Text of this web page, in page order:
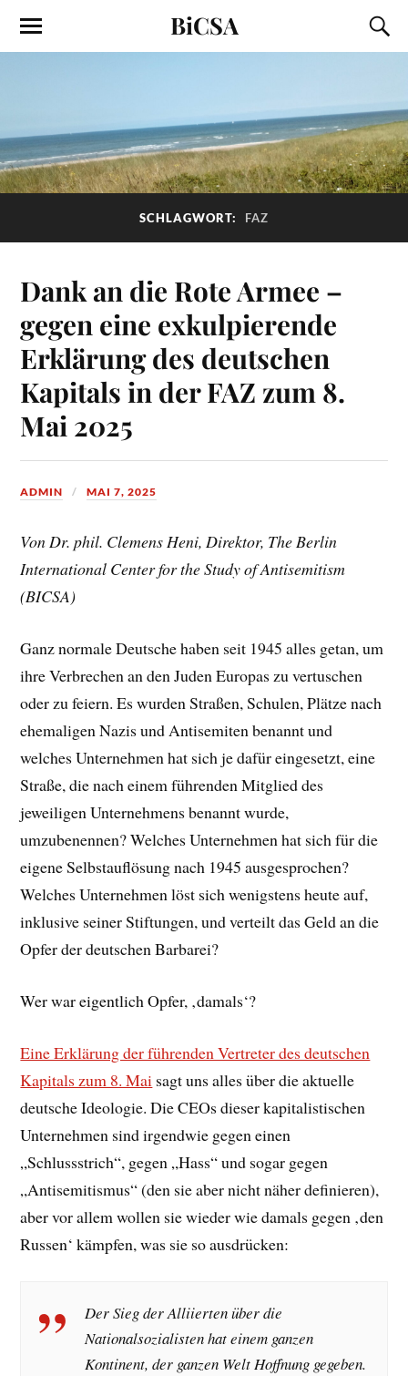
BiCSA
SCHLAGWORT: FAZ
Dank an die Rote Armee –
gegen eine exkulpierende
Erklärung des deutschen
Kapitals in der FAZ zum 8.
Mai 2025
ADMIN MAI 7, 2025
Von Dr. phil. Clemens Heni, Direktor, The Berlin
International Center for the Study of Antisemitism
(BICSA)
Ganz normale Deutsche haben seit 1945 alles getan, um
ihre Verbrechen an den Juden Europas zu vertuschen
oder zu feiern. Es wurden Straßen, Schulen, Plätze nach
ehemaligen Nazis und Antisemiten benannt und
welches Unternehmen hat sich je dafür eingesetzt, eine
Straße, die nach einem führenden Mitglied des
jeweiligen Unternehmens benannt wurde,
umzubenennen? Welches Unternehmen hat sich für die
eigene Selbstauflösung nach 1945 ausgesprochen?
Welches Unternehmen löst sich wenigstens heute auf,
inklusive seiner Stiftungen, und verteilt das Geld an die
Opfer der deutschen Barbarei?
Wer war eigentlich Opfer, ‚damals‘?
Eine Erklärung der führenden Vertreter des deutschen
Kapitals zum 8. Mai sagt uns alles über die aktuelle
deutsche Ideologie. Die CEOs dieser kapitalistischen
Unternehmen sind irgendwie gegen einen
„Schlussstrich“, gegen „Hass“ und sogar gegen
„Antisemitismus“ (den sie aber nicht näher definieren),
aber vor allem wollen sie wieder wie damals gegen ‚den
Russen‘ kämpfen, was sie so ausdrücken:
Der Sieg der Alliierten über die
Nationalsozialisten hat einem ganzen
Kontinent, der ganzen Welt Hoffnung gegeben.